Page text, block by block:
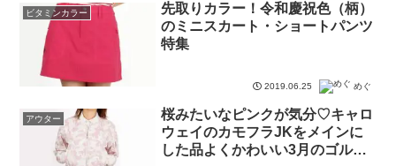
ビタミンカラー
先取りカラー！令和慶祝色（柄）
のミニスカート・ショートパンツ
特集
2019.06.25 めぐ
アウター
桜みたいなピンクが気分♡キャロ
ウェイのカモフラJKをメインに
した品よくかわいい3月のゴルフ